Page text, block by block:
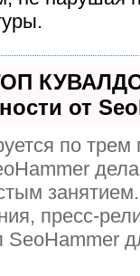
от
по трем
пресс-
SeoHammer